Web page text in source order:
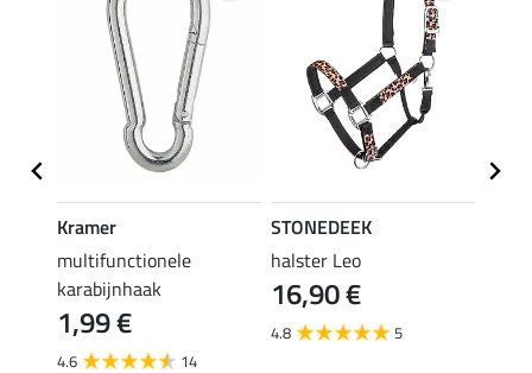
Kramer
multifunctionele
karabijnhaak
1,99 €
4.6 14
STONEDEEK
halster Leo
16,90 €
4.8 5